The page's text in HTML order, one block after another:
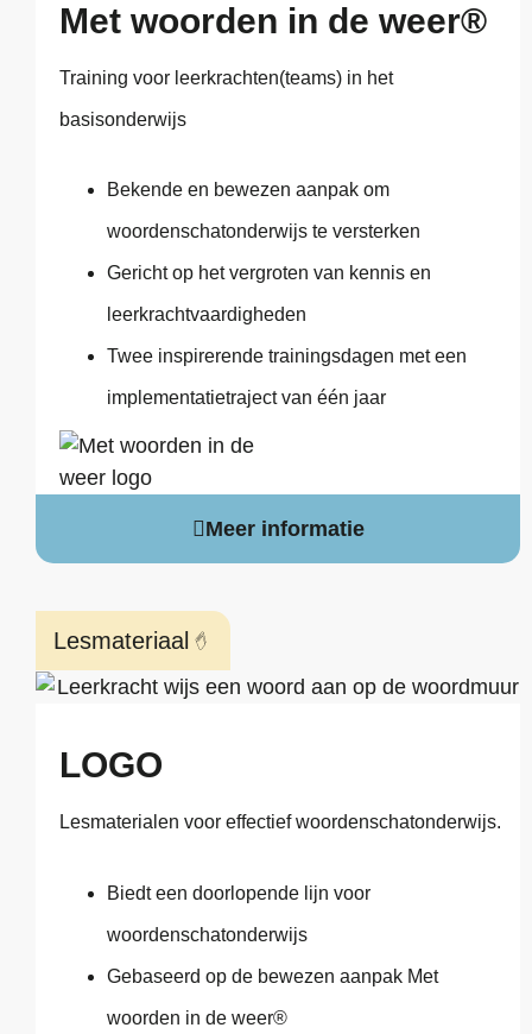
Met woorden in de weer®
Training voor leerkrachten(teams) in het
basisonderwijs
Bekende en bewezen aanpak om
woordenschatonderwijs te versterken
Gericht op het vergroten van kennis en
leerkrachtvaardigheden
Twee inspirerende trainingsdagen met een
implementatietraject van één jaar
Meer informatie
Lesmateriaal
LOGO
Lesmaterialen voor effectief woordenschatonderwijs.
Biedt een doorlopende lijn voor
woordenschatonderwijs
Gebaseerd op de bewezen aanpak Met
woorden in de weer®